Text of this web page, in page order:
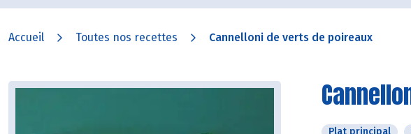
Accueil Toutes nos recettes Cannelloni de verts de poireaux
Plat principal